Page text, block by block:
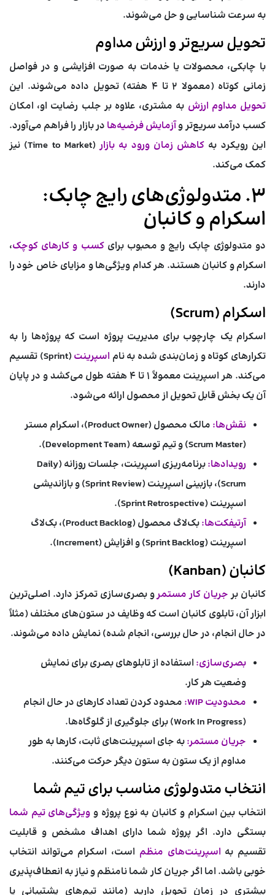
به سرعت شناسایی و حل می‌شوند.
تحویل سریع‌تر و ارزش مداوم
با چابکی، محصولات یا خدمات به صورت افزایشی و در فواصل
زمانی کوتاه (معمولا ۲ تا ۴ هفته) تحویل داده می‌شوند. این
تحویل مداوم ارزش به مشتری، علاوه بر جلب رضایت او، امکان
کسب درآمد سریع‌تر وآزمایش فرضیه‌ها در بازار را فراهم می‌آورد.
این رویکرد به کاهش زمان ورود به بازار
(Time to Market) نیز
کمک می‌کند.
۳. متدولوژی‌های رایج چابک:
اسکرام و کانبان
دو متدولوژی چابک رایج و محبوب برایکسب و کارهای کوچک،
اسکرام و کانبان هستند. هر کدام ویژگی‌ها و مزایای خاص خود را
دارند.
اسکرام (Scrum)
اسکرام یک چارچوب برای مدیریت پروژه است که پروژه‌ها را به
تکرارهای کوتاه و زمان‌بندی شده به نام اسپرینت
(Sprint) تقسیم
می‌کند. هر اسپرینت معمولاً ۱ تا ۴ هفته طول می‌کشد و در پایان
آن یک بخش قابل تحویل از محصول ارائه می‌شود.
نقش‌ها:
مالک محصول (Product Owner)، اسکرام مستر
(Scrum Master) و تیم توسعه (Development Team).
رویدادها:
برنامه‌ریزی اسپرینت، جلسات روزانه (Daily
Scrum)، بازبینی اسپرینت (Sprint Review) و بازاندیشی
اسپرینت (Sprint Retrospective).
آرتیفکت‌ها:
بک‌لاگ محصول (Product Backlog)، بک‌لاگ
اسپرینت (Sprint Backlog) و افزایش (Increment).
کانبان (Kanban)
کانبان برجریان کار مستمرو بصری‌سازی تمرکز دارد. اصلی‌ترین
ابزار آن، تابلوی کانبان است که وظایف در ستون‌های مختلف (مثلاً
در حال انجام، در حال بررسی، انجام شده) نمایش داده می‌شوند.
بصری‌سازی: استفاده از تابلوهای بصری برای نمایش
وضعیت هر کار.
محدودیت WIP:
محدود کردن تعداد کارهای در حال انجام
(Work In Progress) برای جلوگیری از گلوگاه‌ها.
جریان مستمر:به جای اسپرینت‌های ثابت، کارها به طور
مداوم از یک ستون به ستون دیگر حرکت می‌کنند.
انتخاب متدولوژی مناسب برای تیم شما
انتخاب بین اسکرام و کانبان به نوع پروژه و ویژگی‌های تیم شما
بستگی دارد. اگر پروژه شما دارای اهداف مشخص و قابلیت
تقسیم به اسپرینت‌های منظم است، اسکرام می‌تواند انتخاب
خوبی باشد. اما اگر جریان کار شما نامنظم و نیاز به انعطاف‌پذیری
بیشتری در زمان تحویل دارید (مانند تیم‌های پشتیبانی یا